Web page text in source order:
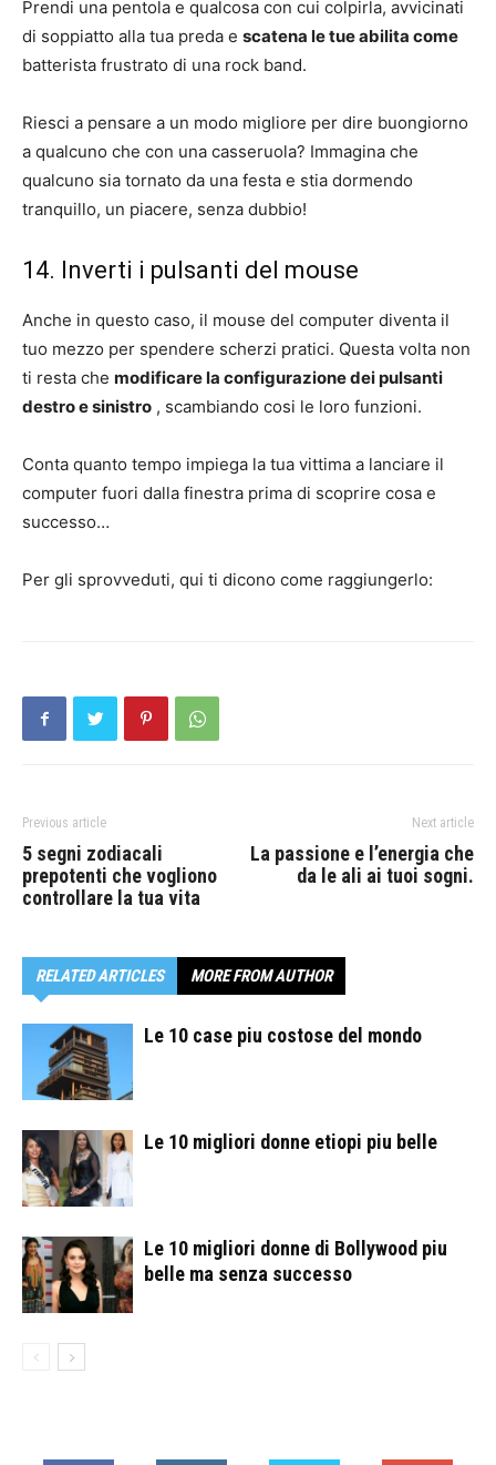
Prendi una pentola e qualcosa con cui colpirla, avvicinati
di soppiatto alla tua preda e scatena le tue abilita come
batterista frustrato di una rock band.
Riesci a pensare a un modo migliore per dire buongiorno
a qualcuno che con una casseruola? Immagina che
qualcuno sia tornato da una festa e stia dormendo
tranquillo, un piacere, senza dubbio!
14. Inverti i pulsanti del mouse
Anche in questo caso, il mouse del computer diventa il
tuo mezzo per spendere scherzi pratici. Questa volta non
ti resta che modificare la configurazione dei pulsanti
destro e sinistro , scambiando cosi le loro funzioni.
Conta quanto tempo impiega la tua vittima a lanciare il
computer fuori dalla finestra prima di scoprire cosa e
successo…
Per gli sprovveduti, qui ti dicono come raggiungerlo:
Previous article
5 segni zodiacali
prepotenti che vogliono
controllare la tua vita
Next article
La passione e l’energia che
da le ali ai tuoi sogni.
RELATED ARTICLES MORE FROM AUTHOR
Le 10 case piu costose del mondo
Le 10 migliori donne etiopi piu belle
Le 10 migliori donne di Bollywood piu
belle ma senza successo